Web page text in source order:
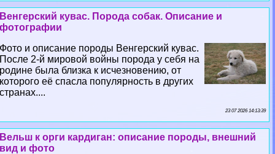
Венгерский кувас. Порода собак. Описание и
фотографии
Фото и описание породы Венгерский кувас.
После 2-й мировой войны порода у себя на
родине была близка к исчезновению, от
которого её спасла популярность в других
странах....
23 07 2026 14:13:39
Вельш к opги кардиган: описание породы, внешний
вид и фото